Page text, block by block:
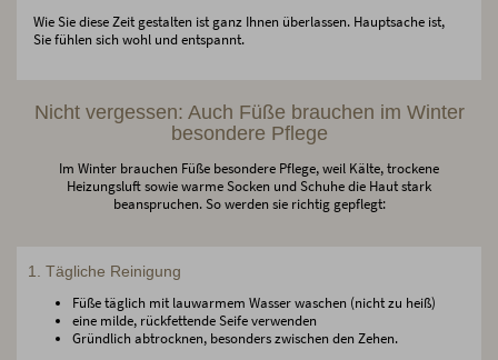
Wie Sie diese Zeit gestalten ist ganz Ihnen überlassen. Hauptsache ist,
Sie fühlen sich wohl und entspannt.
Nicht vergessen: Auch Füße brauchen im Winter
besondere Pflege
Im Winter brauchen Füße besondere Pflege, weil Kälte, trockene
Heizungsluft sowie warme Socken und Schuhe die Haut stark
beanspruchen. So werden sie richtig gepflegt:
1. Tägliche Reinigung
Füße täglich mit lauwarmem Wasser waschen (nicht zu heiß)
eine milde, rückfettende Seife verwenden
Gründlich abtrocknen, besonders zwischen den Zehen.